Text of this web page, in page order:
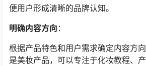
便用户形成清晰的品牌认知。
明确内容方向 ：
根据产品特色和用户需求确定内容方
是美妆产品，可以专注于化妆教程、